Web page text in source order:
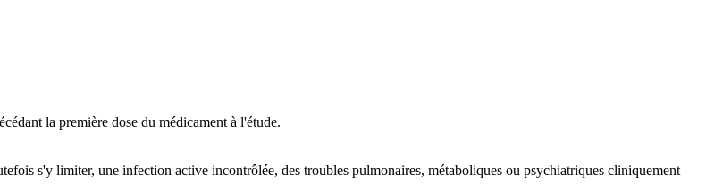
la première dose du médicament à l'étude.
s'y limiter, une infection active incontrôlée, des troubles pulmonaires, métaboliques ou psychiatriques cliniquement